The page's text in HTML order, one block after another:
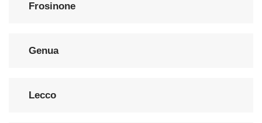
Frosinone
Genua
Lecco